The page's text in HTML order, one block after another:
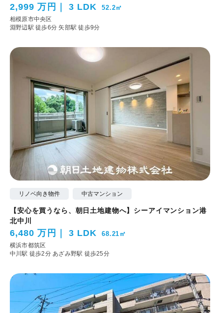
2,999 万円 3 LDK 52.2㎡
相模原市中央区
淵野辺駅 徒歩6分 矢部駅 徒歩9分
リノベ向き物件 中古マンション
【安心を買うなら、朝日土地建物へ】シーアイマンション港
北中川
6,480 万円 3 LDK 68.21㎡
横浜市都筑区
中川駅 徒歩2分あざみ野駅 徒歩25分